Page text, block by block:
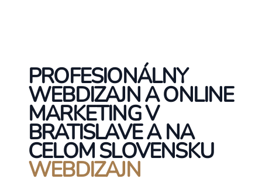
PROFESIONÁLNY
WEBDIZAJN A ONLINE
MARKETING V
BRATISLAVE A NA
CELOM SLOVENSKU
WEBDIZAJN